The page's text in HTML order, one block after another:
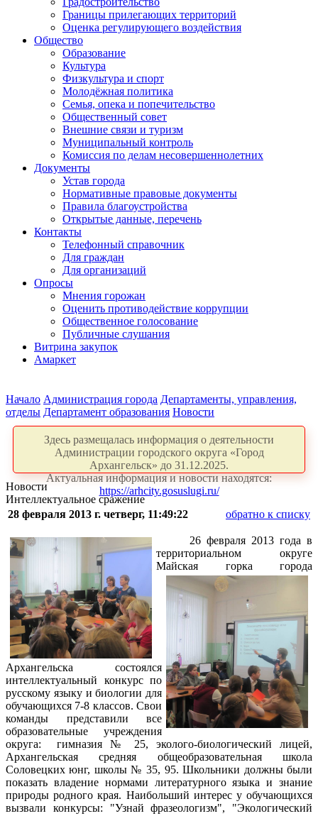
Границы прилегающих территорий
Оценка регулирующего воздействия
Общество
Образование
Культура
Физкультура и спорт
Молодёжная политика
Семья, опека и попечительство
Общественный совет
Внешние связи и туризм
Муниципальный контроль
Комиссия по делам несовершеннолетних
Документы
Устав города
Нормативные правовые документы
Правила благоустройства
Открытые данные, перечень
Контакты
Телефонный справочник
Для граждан
Для организаций
Опросы
Мнения горожан
Оценить противодействие коррупции
Общественное голосование
Публичные слушания
Витрина закупок
Амаркет
Начало Администрация города Департаменты, управления,
отделы Департамент образования Новости
Здесь размещалась информация о деятельности
Администрации городского округа «Город
Архангельск» до 31.12.2025.
Актуальная информация и новости находятся:
https://arhcity.gosuslugi.ru/
Новости
Интеллектуальное сражение
28 февраля 2013 г. четверг, 11:49:22
обратно к списку
26 февраля 2013 года в
территориальном округе
Майская горка города
Архангельска состоялся
интеллектуальный конкурс по
русскому языку и биологии для
обучающихся 7-8 классов. Свои
команды представили все
образовательные учреждения
округа:
гимназия № 25, эколого-биологический лицей,
Архангельская средняя общеобразовательная школа
Соловецких юнг, школы № 35, 95. Школьники должны были
показать владение нормами литературного языка и знание
природы родного края. Наибольший интерес у обучающихся
вызвали конкурсы: "Узнай фразеологизм", "Экологический